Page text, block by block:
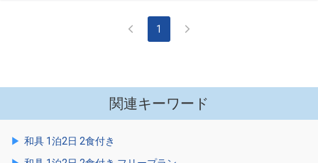
1
関連キーワード
和具 1泊2日 2食付き